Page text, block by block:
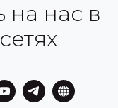
на нас в